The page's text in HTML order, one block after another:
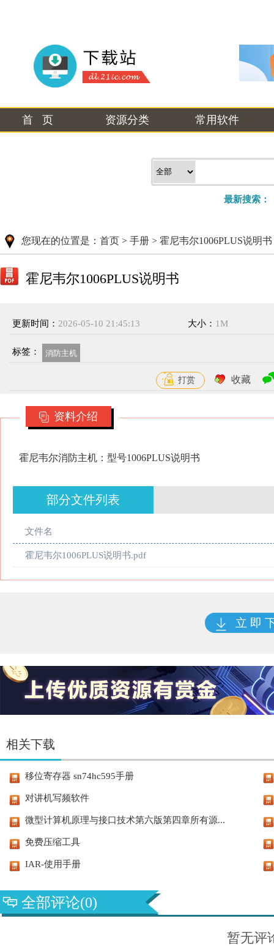
首 页 资源分类 常用软件
最新搜索：
您现在的位置是： 首页 > 手册 > 霍尼韦尔1006PLUS说明书
霍尼韦尔1006PLUS说明书
更新时间： 2026-05-10 21:45:13 大小： 1M
标签： 消防主机
打赏 收藏
资料介绍
霍尼韦尔消防主机：型号1006PLUS说明书
部分文件列表
文件名
霍尼韦尔1006PLUS说明书.pdf
立 即
相关下载
移位寄存器 sn74hc595手册
对讲机写频软件
微型计算机原理与接口技术第六版第四章所有源...
免费压缩工具
IAR-使用手册
全部评论(0)
暂无评